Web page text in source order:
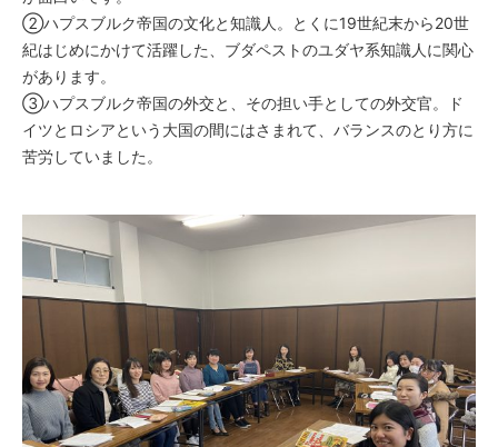
②ハプスブルク帝国の文化と知識人。とくに19世紀末から20世
紀はじめにかけて活躍した、ブダペストのユダヤ系知識人に関心
があります。
③ハプスブルク帝国の外交と、その担い手としての外交官。ド
イツとロシアという大国の間にはさまれて、バランスのとり方に
苦労していました。